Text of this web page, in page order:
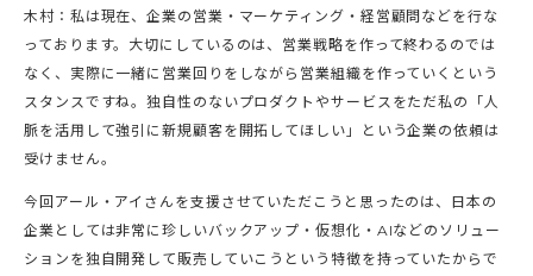
木村：私は現在、企業の営業・マーケティング・経営顧問などを行な
っております。大切にしているのは、営業戦略を作って終わるのでは
なく、実際に一緒に営業回りをしながら営業組織を作っていくという
スタンスですね。独自性のないプロダクトやサービスをただ私の「人
脈を活用して強引に新規顧客を開拓してほしい」という企業の依頼は
受けません。
今回アール・アイさんを支援させていただこうと思ったのは、日本の
企業としては非常に珍しいバックアップ・仮想化・AIなどのソリュー
ションを独自開発して販売していこうという特徴を持っていたからで